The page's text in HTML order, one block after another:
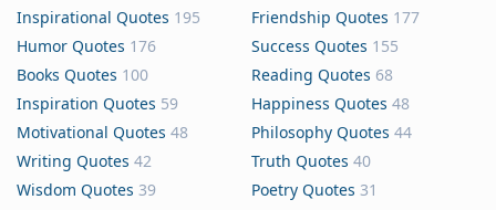
Inspirational Quotes 195 Friendship Quotes 177
Humor Quotes 176 Success Quotes 155
Books Quotes 100 Reading Quotes 68
Inspiration Quotes 59 Happiness Quotes 48
Motivational Quotes 48 Philosophy Quotes 44
Writing Quotes 42 Truth Quotes 40
Wisdom Quotes 39 Poetry Quotes 31